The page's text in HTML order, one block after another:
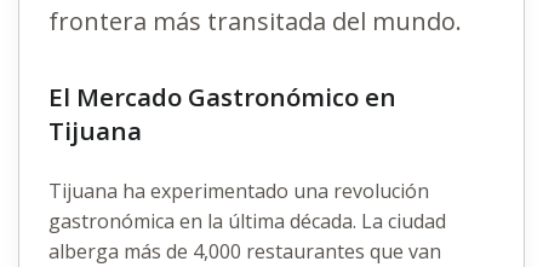
frontera más transitada del mundo.
El Mercado Gastronómico en
Tijuana
Tijuana ha experimentado una revolución
gastronómica en la última década. La ciudad
alberga más de 4,000 restaurantes que van